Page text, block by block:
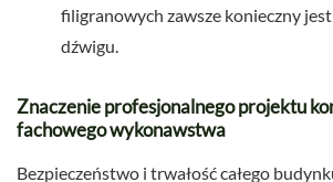
filigranowych zawsze konieczny
dźwigu.
Znaczenie profesjonalnego projektu
fachowego wykonawstwa
Bezpieczeństwo i trwałość całego